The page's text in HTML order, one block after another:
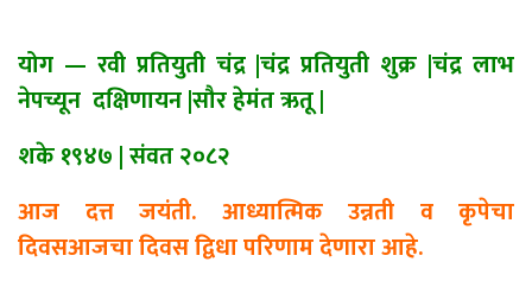
योग — रवी प्रतियुती चंद्र |चंद्र प्रतियुती शुक्र |चंद्र लाभ
नेपच्यून दक्षिणायन|सौर हेमंत ऋतू|
शके १९४७ |संवत २०८२
आज दत्त जयंती. आध्यात्मिक उन्नती व कृपेचा
दिवसआजचा दिवस द्विधा परिणाम देणारा आहे.